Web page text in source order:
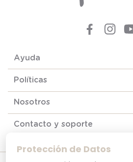
Protección de Datos
Ayuda
Políticas
Nosotros
Contacto y soporte